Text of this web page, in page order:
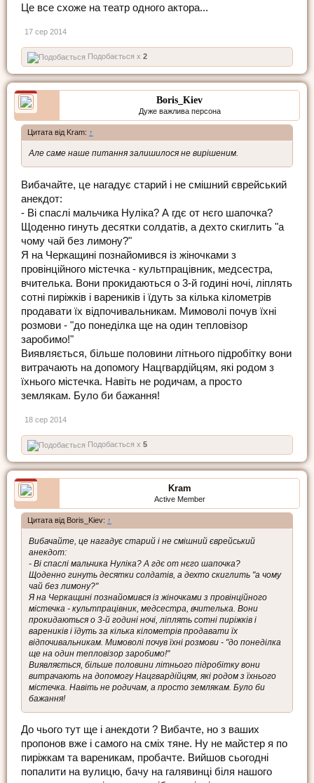
Це все схоже на театр одного актора...
17 сер 2014
Подобається x 2
Boris_Kiev
Дуже важлива персона
Цитата від Kram: ↑
Але саме наше питання залишилося не вирішеним.
Вибачайте, це нагадує старий і не смішний єврейський
анекдот:
- Ві спаслі мальчика Нуліка? А гдє от нєго шапочка?
Щоденно гинуть десятки солдатів, а дехто скиглить "а
чому чай без лимону?"
Я на Черкащині познайомився із жіночками з
провінційного містечка - культпрацівник, медсестра,
вчителька. Вони прокидаються о 3-й годині ночі, ліплять
сотні пиріжків і вареників і їдуть за кілька кілометрів
продавати їх відпочивальникам. Мимоволі почув їхні
розмови - "до понеділка ще на один тепловізор
заробимо!"
Виявляється, більше половини літнього підробітку вони
витрачають на допомогу Нацгвардійцям, які родом з
їхнього містечка. Навіть не родичам, а просто
землякам. Було би бажання!
18 сер 2014
Подобається x 5
Kram
Active Member
Цитата від Boris_Kiev: ↑
Вибачайте, це нагадує старий і не смішний єврейський
анекдот:
- Ві спаслі мальчика Нуліка? А гдє от нєго шапочка?
Щоденно гинуть десятки солдатів, а дехто скиглить "а чому
чай без лимону?"
Я на Черкащині познайомився із жіночками з провінційного
містечка - культпрацівник, медсестра, вчителька. Вони
прокидаються о 3-й годині ночі, ліплять сотні пиріжків і
вареників і їдуть за кілька кілометрів продавати їх
відпочивальникам. Мимоволі почув їхні розмови - "до понеділка
ще на один тепловізор заробимо!"
Виявляється, більше половини літнього підробітку вони
витрачають на допомогу Нацгвардійцям, які родом з їхнього
містечка. Навіть не родичам, а просто землякам. Було би
бажання!
До чього тут ще і анекдоти ? Вибачте, но з ваших
пропонов вже і самого на сміх тяне. Ну не майстер я по
пиріжкам та вареникам, пробачте. Вийшов сьогодні
попалити на вулицю, бачу на галявинці біля нашого